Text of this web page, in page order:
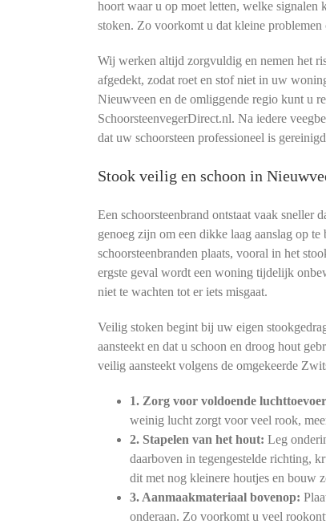
hoort waar u op moet letten, welke signalen
stoken. Zo voorkomt u dat kleine
Wij werken altijd zorgvuldig en nemen het
afgedekt, zodat roet en stof niet in uw
Nieuwveen en de omliggende regio kunt u
SchoorsteenvegerDirect.nl. Na iedere
dat uw schoorsteen professioneel is
Stook veilig en schoon in
Een schoorsteenbrand ontstaat vaak sneller
genoeg zijn om een dikke laag aanslag op
schoorsteenbranden plaats, vooral in het
ergste geval wordt een woning tijdelijk
niet te wachten tot er iets misgaat.
Veilig stoken begint bij uw eigen
aansteekt en dat u schoon en droog hout
veilig aansteekt volgens de omgekeerde
1. Zorg voor voldoende
weinig lucht zorgt voor veel rook,
2. Stapelen van het hout: Leg
daarboven in tegengestelde richting,
dit met nog kleinere houtjes en bouw
3. Aanmaakmateriaal bovenop:
onderaan. Zo voorkomt u veel